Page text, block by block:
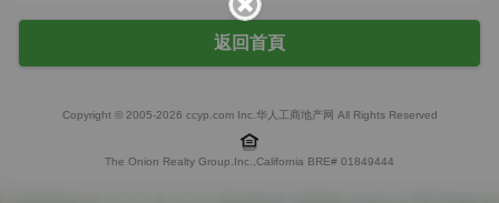
返回首頁
Copyright © 2005-2026 ccyp.com Inc.华人工商地产网 All Rights Reserved
The Onion Realty Group.Inc.,California BRE# 01849444